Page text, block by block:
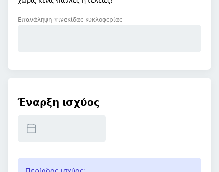
Επανάληψη πινακίδας κυκλοφορίας
Έναρξη ισχύος